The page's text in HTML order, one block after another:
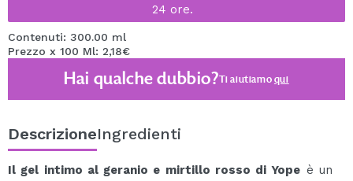
24 ore.
Contenuti: 300.00 ml
Prezzo x 100 Ml: 2,18€
Hai qualche dubbio?Ti aiutiamoqui
DescrizioneIngredienti
Il gel intimo al geranio e mirtillo rosso di Yope è un